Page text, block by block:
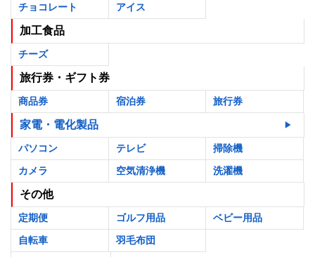
チョコレート アイス
加工食品
チーズ
旅行券・ギフト券
商品券 宿泊券 旅行券
家電・電化製品
パソコン テレビ
掃除機
カメラ
空気清浄機 洗濯機
その他
定期便 ゴルフ用品
ベビー用品
自転車
羽毛布団